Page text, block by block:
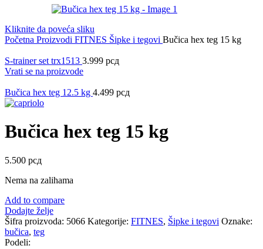
Kliknite da poveća sliku
Početna Proizvodi FITNES Šipke i tegovi Bučica hex teg 15 kg
S-trainer set trx1513 3.999 рсд
Vrati se na proizvode
Bučica hex teg 12.5 kg 4.499 рсд
Bučica hex teg 15 kg
5.500 рсд
Nema na zalihama
Add to compare
Dodajte želje
Šifra proizvoda: 5066 Kategorije: FITNES, Šipke i tegovi Oznake:
bučica, teg
Podeli: